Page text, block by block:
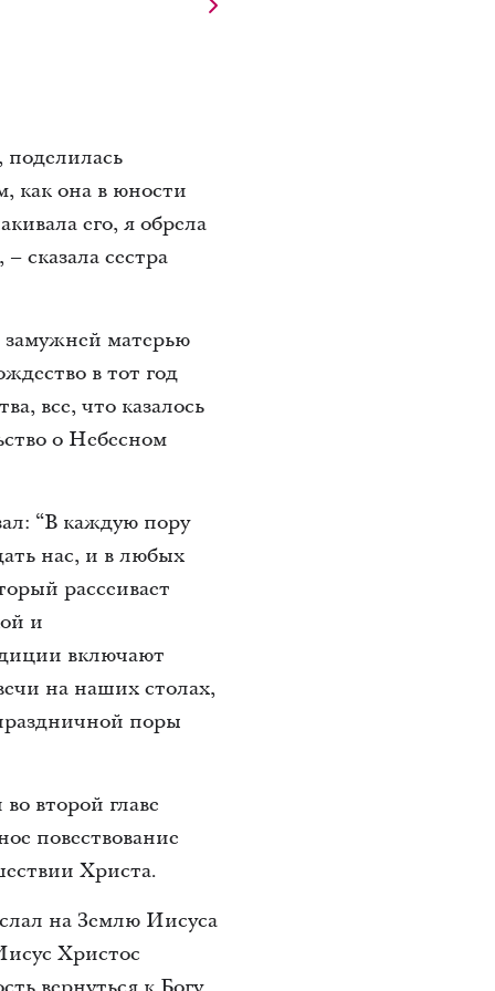
как она в юности
его, я обрела
сказала сестра
замужней матерью
в тот год
все, что казалось
о Небесном
“В каждую пору
нас, и в любых
рассеивает
и
включают
на наших столах,
поры
второй главе
повествование
Христа.
на Землю Иисуса
Христос